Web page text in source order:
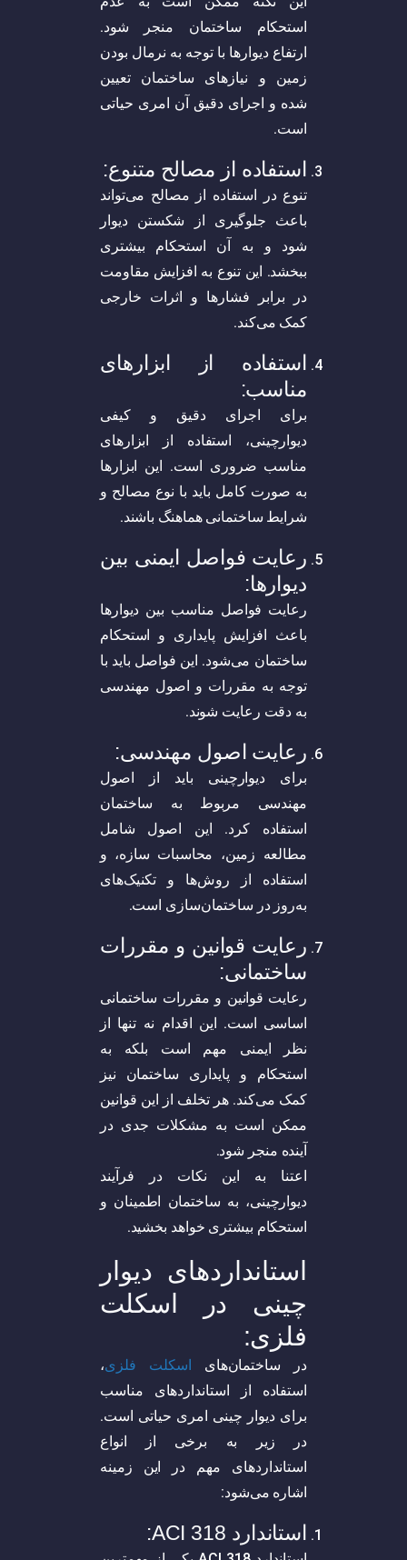
استحکام ساختمان منجر شود.
ارتفاع دیوارها با توجه به نرمال بودن
زمین و نیازهای ساختمان تعیین
شده و اجرای دقیق آن امری حیاتی
است.
استفاده از مصالح متنوع:
تنوع در استفاده از مصالح می‌تواند
باعث جلوگیری از شکستن دیوار
شود و به آن استحکام بیشتری
ببخشد. این تنوع به افزایش مقاومت
در برابر فشارها و اثرات خارجی
کمک می‌کند.
استفاده از ابزارهای
مناسب:
برای اجرای دقیق و کیفی
دیوارچینی، استفاده از ابزارهای
مناسب ضروری است. این ابزارها
به صورت کامل باید با نوع مصالح و
شرایط ساختمانی هماهنگ باشند.
رعایت فواصل ایمنی بین
دیوارها:
رعایت فواصل مناسب بین دیوارها
باعث افزایش پایداری و استحکام
ساختمان می‌شود. این فواصل باید با
توجه به مقررات و اصول مهندسی
به دقت رعایت شوند.
رعایت اصول مهندسی:
برای دیوارچینی باید از اصول
مهندسی مربوط به ساختمان
استفاده کرد. این اصول شامل
مطالعه زمین، محاسبات سازه، و
استفاده از روش‌ها و تکنیک‌های
به‌روز در ساختمان‌سازی است.
رعایت قوانین و مقررات
ساختمانی:
رعایت قوانین و مقررات ساختمانی
اساسی است. این اقدام نه تنها از
نظر ایمنی مهم است بلکه به
استحکام و پایداری ساختمان نیز
کمک می‌کند. هر تخلف از این قوانین
ممکن است به مشکلات جدی در
آینده منجر شود.
اعتنا به این نکات در فرآیند
دیوارچینی، به ساختمان اطمینان و
استحکام بیشتری خواهد بخشید.
استانداردهای دیوار
چینی در اسکلت
فلزی:
در ساختمان‌های اسکلت فلزی،
استفاده از استانداردهای مناسب
برای دیوار چینی امری حیاتی است.
در زیر به برخی از انواع
استانداردهای مهم در این زمینه
اشاره می‌شود:
استاندارد ACI 318: